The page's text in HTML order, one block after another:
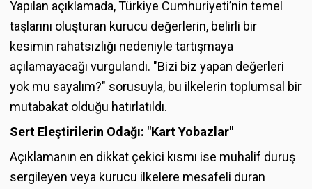
Yapılan açıklamada, Türkiye Cumhuriyeti’nin temel
taşlarını oluşturan kurucu değerlerin, belirli bir
kesimin rahatsızlığı nedeniyle tartışmaya
açılamayacağı vurgulandı. "Bizi biz yapan değerleri
yok mu sayalım?" sorusuyla, bu ilkelerin toplumsal bir
mutabakat olduğu hatırlatıldı.
Sert Eleştirilerin Odağı: "Kart Yobazlar"
Açıklamanın en dikkat çekici kısmı ise muhalif duruş
sergileyen veya kurucu ilkelere mesafeli duran